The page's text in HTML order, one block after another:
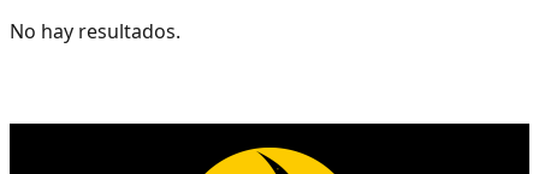
No hay resultados.